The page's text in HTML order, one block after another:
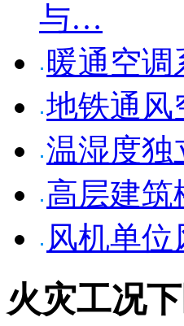
与…
暖通空
地铁通风
温湿度独
高层建筑
风机单
火灾工况